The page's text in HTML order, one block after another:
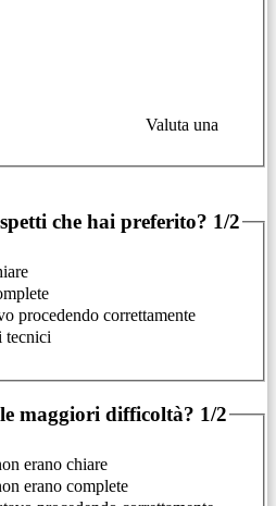
Valuta una
che hai preferito? 1/2
procedendo correttamente
tecnici
maggiori difficoltà? 1/2
erano chiare
erano complete